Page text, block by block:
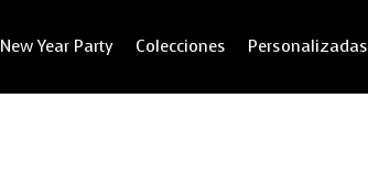
New Year Party Colecciones Personalizadas